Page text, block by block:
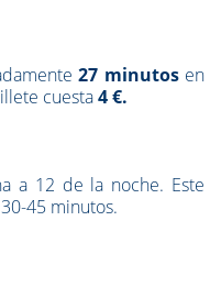
27 minutos en
cuesta4€.
a 12 de la noche. Este
45 minutos.